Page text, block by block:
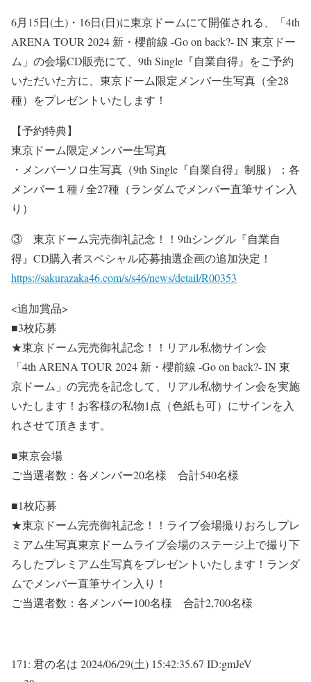
6月15日(土)・16日(日)に東京ドームにて開催される、「4th
ARENA TOUR 2024 新・櫻前線 -Go on back?- IN 東京ドー
ム」の会場CD販売にて、9th Single『自業自得』をご予約
いただいた方に、東京ドーム限定メンバー生写真（全28
種）をプレゼントいたします！
【予約特典】
東京ドーム限定メンバー生写真
・メンバーソロ生写真（9th Single『自業自得』制服）：各
メンバー１種 / 全27種（ランダムでメンバー直筆サイン入
り）
③ 東京ドーム完売御礼記念！！9thシングル『自業自
得』CD購入者スペシャル応募抽選企画の追加決定！
https://sakurazaka46.com/s/s46/news/detail/R00353
<追加賞品>
■3枚応募
★東京ドーム完売御礼記念！！リアル私物サイン会
「4th ARENA TOUR 2024 新・櫻前線 -Go on back?- IN 東
京ドーム」の完売を記念して、リアル私物サイン会を実施
いたします！お客様の私物1点（色紙も可）にサインを入
れさせて頂きます。
■東京会場
ご当選者数：各メンバー20名様 合計540名様
■1枚応募
★東京ドーム完売御礼記念！！ライブ会場撮りおろしプレ
ミアム生写真東京ドームライブ会場のステージ上で撮り下
ろしたプレミアム生写真をプレゼントいたします！ランダ
ムでメンバー直筆サイン入り！
ご当選者数：各メンバー100名様 合計2,700名様
171: 君の名は 2024/06/29(土) 15:42:35.67 ID:gmJeV